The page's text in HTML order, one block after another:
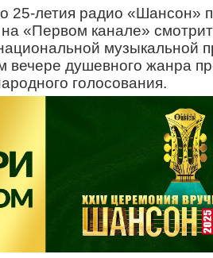
25-летия радио «Шансон»
на «Первом канале»
музыкальной
вечере душевного жанра
голосования.